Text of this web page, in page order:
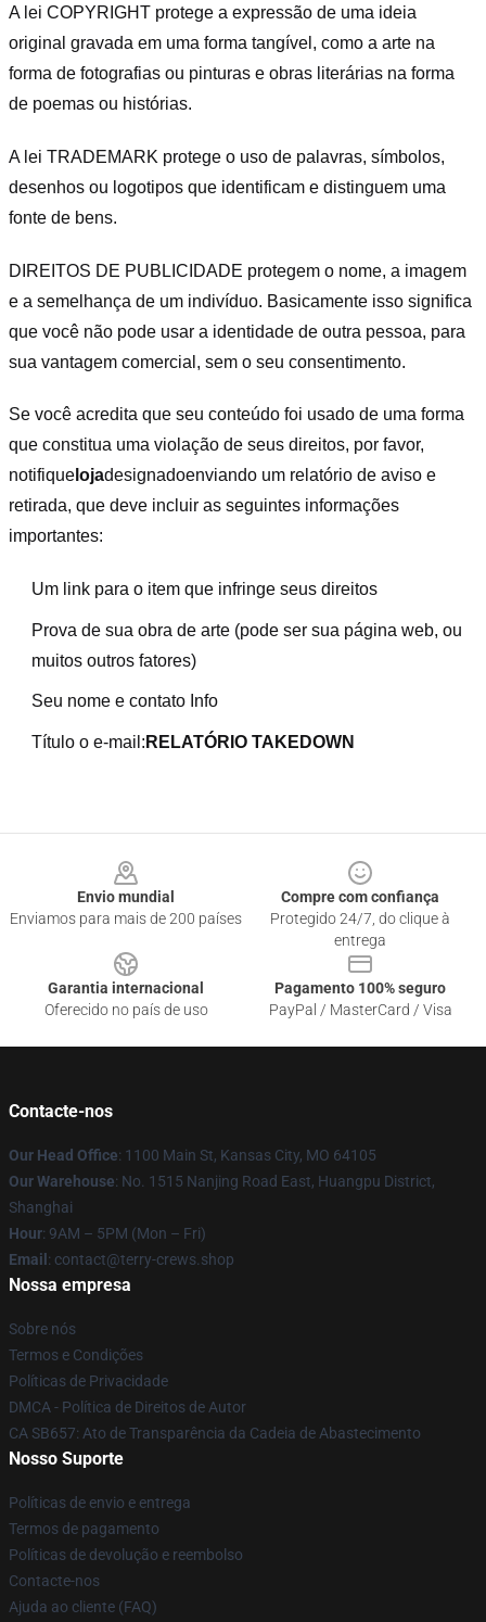
A lei COPYRIGHT protege a expressão de uma ideia
original gravada em uma forma tangível, como a arte na
forma de fotografias ou pinturas e obras literárias na forma
de poemas ou histórias.
A lei TRADEMARK protege o uso de palavras, símbolos,
desenhos ou logotipos que identificam e distinguem uma
fonte de bens.
DIREITOS DE PUBLICIDADE protegem o nome, a imagem
e a semelhança de um indivíduo. Basicamente isso significa
que você não pode usar a identidade de outra pessoa, para
sua vantagem comercial, sem o seu consentimento.
Se você acredita que seu conteúdo foi usado de uma forma
que constitua uma violação de seus direitos, por favor,
notifique lojadesignadoenviando um relatório de aviso e
retirada, que deve incluir as seguintes informações
importantes:
Um link para o item que infringe seus direitos
Prova de sua obra de arte (pode ser sua página web, ou
muitos outros fatores)
Seu nome e contato Info
Título o e-mail: RELATÓRIO TAKEDOWN
Envio mundial
Enviamos para mais de 200 países
Compre com confiança
Protegido 24/7, do clique à
entrega
Garantia internacional
Oferecido no país de uso
Pagamento 100% seguro
PayPal / MasterCard / Visa
Contacte-nos
Our Head Office: 1100 Main St, Kansas City, MO 64105
Our Warehouse: No. 1515 Nanjing Road East, Huangpu District,
Shanghai
Hour: 9AM – 5PM (Mon – Fri)
Email : contact@terry-crews.shop
Nossa empresa
Sobre nós
Termos e Condições
Políticas de Privacidade
DMCA - Política de Direitos de Autor
CA SB657: Ato de Transparência da Cadeia de Abastecimento
Nosso Suporte
Políticas de envio e entrega
Termos de pagamento
Políticas de devolução e reembolso
Contacte-nos
Ajuda ao cliente (FAQ)